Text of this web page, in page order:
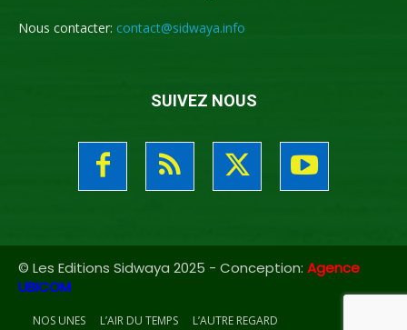
Nous contacter: contact@sidwaya.info
SUIVEZ NOUS
© Les Editions Sidwaya 2025 - Conception: Agence
UBICOM
NOS UNES L’AIR DU TEMPS L’AUTRE REGARD